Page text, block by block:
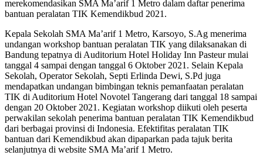
merekomendasikan SMA Ma’arif 1 Metro dalam daftar penerima
bantuan peralatan TIK Kemendikbud 2021.
Kepala Sekolah SMA Ma’arif 1 Metro, Karsoyo, S.Ag menerima
undangan workshop bantuan peralatan TIK yang dilaksanakan di
Bandung tepatnya di Auditorium Hotel Holiday Inn Pasteur mulai
tanggal 4 sampai dengan tanggal 6 Oktober 2021. Selain Kepala
Sekolah, Operator Sekolah, Septi Erlinda Dewi, S.Pd juga
mendapatkan undangan bimbingan teknis pemanfaatan peralatan
TIK di Auditorium Hotel Novotel Tangerang dari tanggal 18 sampai
dengan 20 Oktober 2021. Kegiatan workshop diikuti oleh peserta
perwakilan sekolah penerima bantuan peralatan TIK Kemendikbud
dari berbagai provinsi di Indonesia. Efektifitas peralatan TIK
bantuan dari Kemendikbud akan dipaparkan pada tajuk berita
selanjutnya di website SMA Ma’arif 1 Metro.